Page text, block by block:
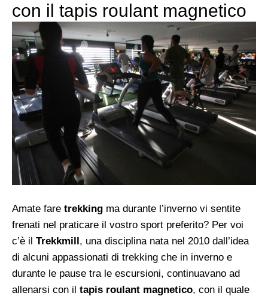
con il tapis roulant magnetico
Amate fare trekking ma durante l’inverno vi sentite
frenati nel praticare il vostro sport preferito? Per voi
c’è il Trekkmill, una disciplina nata nel 2010 dall’idea
di alcuni appassionati di trekking che in inverno e
durante le pause tra le escursioni, continuavano ad
allenarsi con il tapis roulant magnetico, con il quale